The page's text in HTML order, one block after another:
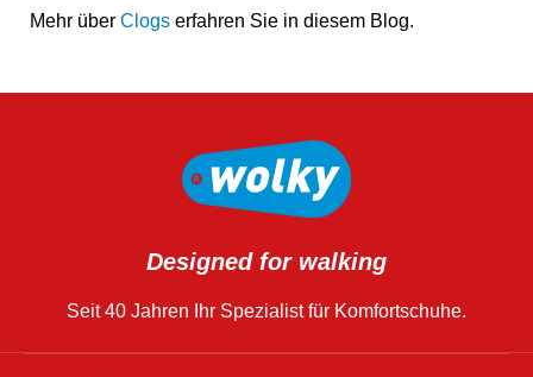
Mehr über Clogs erfahren Sie in diesem Blog.
Designed for walking
Seit 40 Jahren Ihr Spezialist für Komfortschuhe.